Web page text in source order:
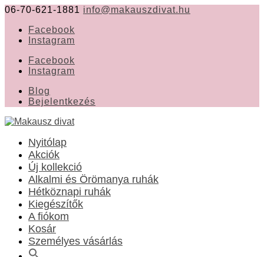
06-70-621-1881 info@makauszdivat.hu
Facebook
Instagram
Facebook
Instagram
Blog
Bejelentkezés
Nyitólap
Akciók
Új kollekció
Alkalmi és Örömanya ruhák
Hétköznapi ruhák
Kiegészítők
A fiókom
Kosár
Személyes vásárlás